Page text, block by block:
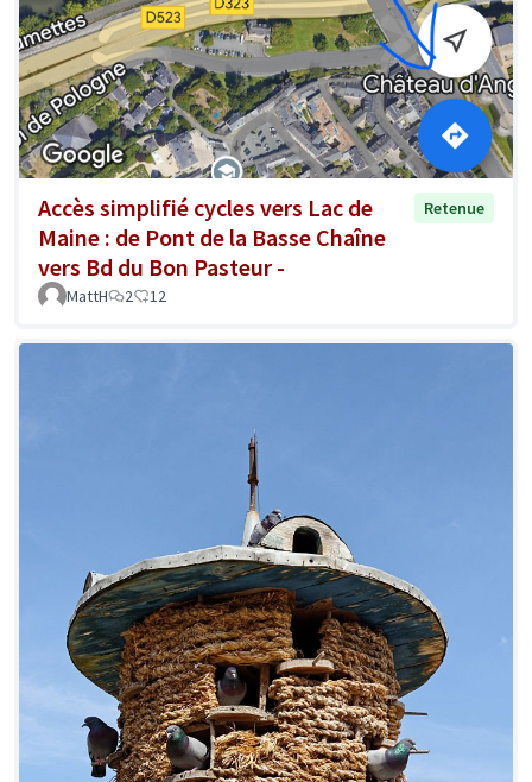
Accès simplifié cycles vers Lac de
Maine : de Pont de la Basse Chaîne
vers Bd du Bon Pasteur -
Retenue
MattH 2 12